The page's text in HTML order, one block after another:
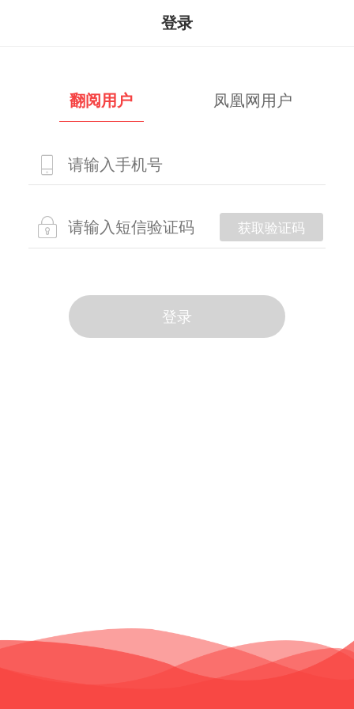
登录
翻阅用户 凤凰网用户
获取验证码
登录